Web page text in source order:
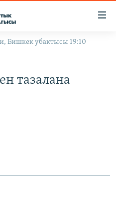
Бишкек убактысы 19:10
тазалана